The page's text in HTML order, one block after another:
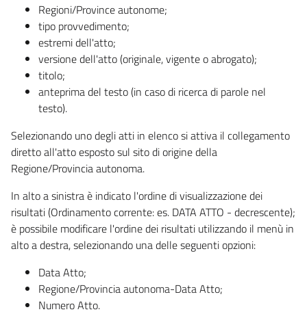
Regioni/Province autonome;
tipo provvedimento;
estremi dell'atto;
versione dell'atto (originale, vigente o abrogato);
titolo;
anteprima del testo (in caso di ricerca di parole nel
testo).
Selezionando uno degli atti in elenco si attiva il collegamento
diretto all'atto esposto sul sito di origine della
Regione/Provincia autonoma.
In alto a sinistra è indicato l'ordine di visualizzazione dei
risultati (Ordinamento corrente: es. DATA ATTO - decrescente);
è possibile modificare l'ordine dei risultati utilizzando il menù in
alto a destra, selezionando una delle seguenti opzioni:
Data Atto;
Regione/Provincia autonoma-Data Atto;
Numero Atto.